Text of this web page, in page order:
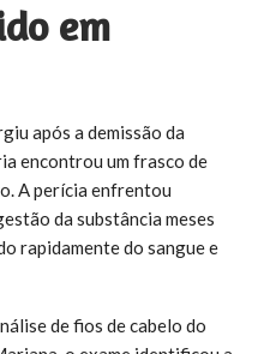
em
após a demissão da
encontrou um frasco de
A perícia enfrentou
da substância meses
rapidamente do sangue e
de fios de cabelo do